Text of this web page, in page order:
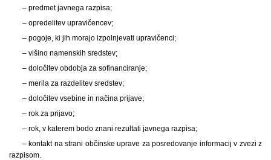
– predmet javnega razpisa;
– opredelitev upravičencev;
– pogoje, ki jih morajo izpolnjevati upravičenci;
– višino namenskih sredstev;
– določitev obdobja za sofinanciranje;
– merila za razdelitev sredstev;
– določitev vsebine in načina prijave;
– rok za prijavo;
– rok, v katerem bodo znani rezultati javnega razpisa;
– kontakt na strani občinske uprave za posredovanje informacij v zvezi z
razpisom.